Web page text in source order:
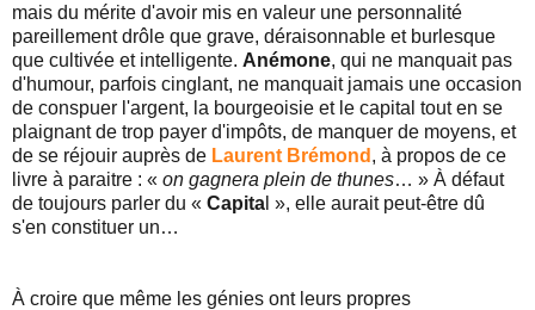
mais du mérite d'avoir mis en valeur une personnalité
pareillement drôle que grave, déraisonnable et burlesque
que cultivée et intelligente. Anémone, qui ne manquait pas
d'humour, parfois cinglant, ne manquait jamais une occasion
de conspuer l'argent, la bourgeoisie et le capital tout en se
plaignant de trop payer d'impôts, de manquer de moyens, et
de se réjouir auprès de Laurent Brémond , à propos de ce
livre à paraitre : « on gagnera plein de thunes… » À défaut
de toujours parler du « Capita l », elle aurait peut-être dû
s'en constituer un…
À croire que même les génies ont leurs propres